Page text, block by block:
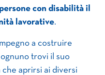
con disabilità il
lavorative.
a costruire
trovi il suo
che aprirsi ai diversi